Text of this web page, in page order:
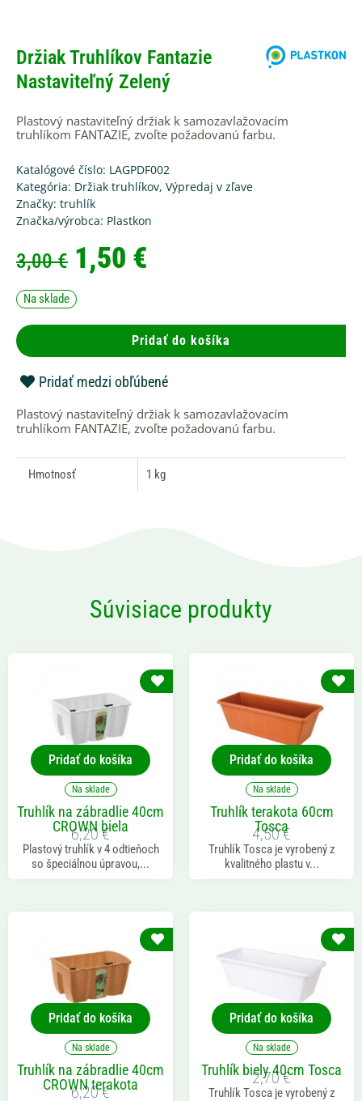
Držiak Truhlíkov Fantazie
Nastaviteľný Zelený
Plastový nastaviteľný držiak k samozavlažovacím
truhlíkom FANTAZIE, zvoľte požadovanú farbu.
Katalógové číslo: LAGPDF002
Kategória: Držiak truhlíkov, Výpredaj v zľave
Značky: truhlík
Značka/výrobca: Plastkon
3,00€ Pôvodná
cena
bola:
3,00 €.
1,50 €
1,50 €.
Na sklade
Pridať do košíka
Pridať medzi obľúbené
Plastový nastaviteľný držiak k samozavlažovacím
truhlíkom FANTAZIE, zvoľte požadovanú farbu.
Hmotnosť 1 kg
Súvisiace produkty
Pridať do košíka
Na sklade
Truhlík na zábradlie 40cm
CROWN biela
6,20 €
Plastový truhlík v 4 odtieňoch
so špeciálnou úpravou,...
Pridať do košíka
Na sklade
Truhlík terakota 60cm
Tosca
4,50€
Truhlík Tosca je vyrobený z
kvalitného plastu v...
Pridať do košíka
Na sklade
Truhlík na zábradlie 40cm
CROWN terakota
6,20€
Pridať do košíka
Na sklade
Truhlík biely 40cm Tosca
2,70€
Truhlík Tosca je vyrobený z